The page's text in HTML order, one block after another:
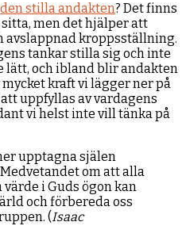
den stilla andakten? Det finns
men det hjälper att
avslappnad kroppsställning.
tankar stilla sig och inte
lätt, och ibland blir andakten
kraft vi lägger ner på
uppfyllas av vardagens
vi helst inte vill tänka på
upptagna själen
om att alla
i Guds ögon kan
och förbereda oss
(Isaac